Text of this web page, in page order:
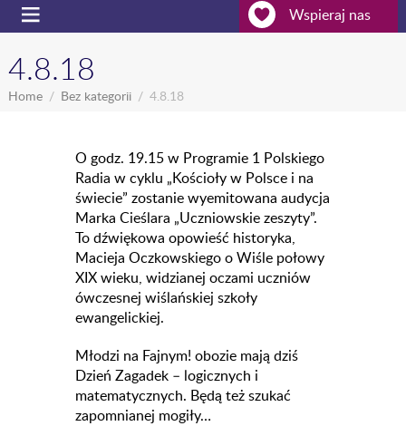
Wspieraj nas
4.8.18
Home Bez kategorii 4.8.18
O godz. 19.15 w Programie 1 Polskiego
Radia w cyklu „Kościoły w Polsce i na
świecie” zostanie wyemitowana audycja
Marka Cieślara „Uczniowskie zeszyty”.
To dźwiękowa opowieść historyka,
Macieja Oczkowskiego o Wiśle połowy
XIX wieku, widzianej oczami uczniów
ówczesnej wiślańskiej szkoły
ewangelickiej.
Młodzi na Fajnym! obozie mają dziś
Dzień Zagadek – logicznych i
matematycznych. Będą też szukać
zapomnianej mogiły…